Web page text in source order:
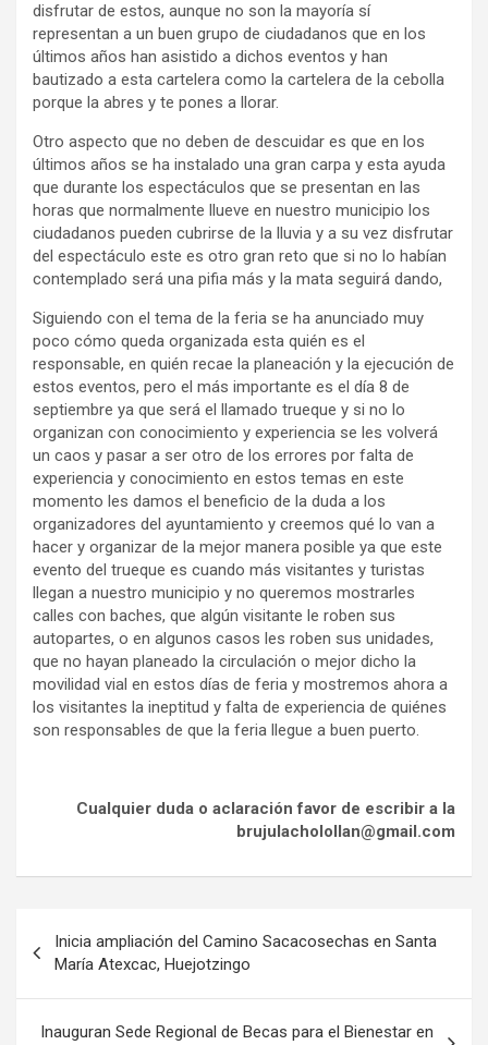
disfrutar de estos, aunque no son la mayoría sí
representan a un buen grupo de ciudadanos que en los
últimos años han asistido a dichos eventos y han
bautizado a esta cartelera como la cartelera de la cebolla
porque la abres y te pones a llorar.
Otro aspecto que no deben de descuidar es que en los
últimos años se ha instalado una gran carpa y esta ayuda
que durante los espectáculos que se presentan en las
horas que normalmente llueve en nuestro municipio los
ciudadanos pueden cubrirse de la lluvia y a su vez disfrutar
del espectáculo este es otro gran reto que si no lo habían
contemplado será una pifia más y la mata seguirá dando,
Siguiendo con el tema de la feria se ha anunciado muy
poco cómo queda organizada esta quién es el
responsable, en quién recae la planeación y la ejecución de
estos eventos, pero el más importante es el día 8 de
septiembre ya que será el llamado trueque y si no lo
organizan con conocimiento y experiencia se les volverá
un caos y pasar a ser otro de los errores por falta de
experiencia y conocimiento en estos temas en este
momento les damos el beneficio de la duda a los
organizadores del ayuntamiento y creemos qué lo van a
hacer y organizar de la mejor manera posible ya que este
evento del trueque es cuando más visitantes y turistas
llegan a nuestro municipio y no queremos mostrarles
calles con baches, que algún visitante le roben sus
autopartes, o en algunos casos les roben sus unidades,
que no hayan planeado la circulación o mejor dicho la
movilidad vial en estos días de feria y mostremos ahora a
los visitantes la ineptitud y falta de experiencia de quiénes
son responsables de que la feria llegue a buen puerto.
Cualquier duda o aclaración favor de escribir a la
brujulacholollan@gmail.com
de
entradas
Inicia ampliación del Camino Sacacosechas en Santa
María Atexcac, Huejotzingo
Inauguran Sede Regional de Becas para el Bienestar en